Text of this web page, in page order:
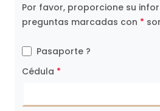
Por favor, proporcione su
preguntas marcadas con *
Pasaporte ?
Cédula *